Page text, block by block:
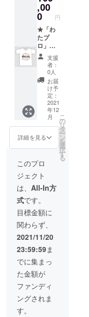
が出る
可能性
があり
ます。
２２年
春発送
予定）
★お礼
状 【T
シャツ
サイズ
＜参考
サイズ
＞】
S：胸囲
８４cm
/ 着丈６
３cm
M：胸
囲９１
cm / 着
胸囲９
２cm /
着丈６
９cm
XL：胸
囲１０
５cm /
着丈７
２cm ※
表記と
２,３cm
の誤差
が出る
可能性
があり
ます。
80mm
）
★「わ
たプ
ロ」ロ
ゴ入り
トート
バッグ
（W36×
H37×D
11、綿
100%）
★わた
がし配
布の様
子を収
めたパ
ンフ
レット
（２０
２２年
春発送
予定）
★２０
２２年
公開予
定のわ
たプロ
HPに個
人スポ
ンサー
として
掲載
（ニッ
クネー
ム可）
★お礼
,00
0 円
★「わ
たプ
ロ」ロ
ゴ入りT
シャツ
（サイ
ズ：
S/M/L/X
★「わ
たプ
ロ」ロ
ゴス
テッ
カー
（サイ
ズ：
80mm×
80mm
）
★「わ
たプ
ロ」ロ
ゴ入り
トート
バッグ
（W36×
H37×D
11、綿
100%）
★わた
がし配
布や１
１/２７
支援
者：
0人
お届
け予
定：
2021
年12
月
詳細を見る
こ
の
リ
タ
ー
ン
を
選
択
す
る
このプロ
ジェクト
は、 All-In方
式です。
目標金額に
関わらず、
2021/11/20
23:59:59ま
でに集まっ
た金額が
ファンディ
ングされま
す。